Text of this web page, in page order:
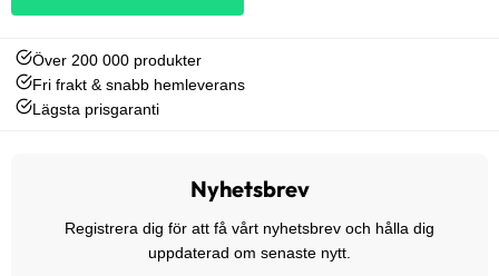
Över 200 000 produkter
Fri frakt & snabb hemleverans
Lägsta prisgaranti
Nyhetsbrev
Registrera dig för att få vårt nyhetsbrev och hålla dig
uppdaterad om senaste nytt.